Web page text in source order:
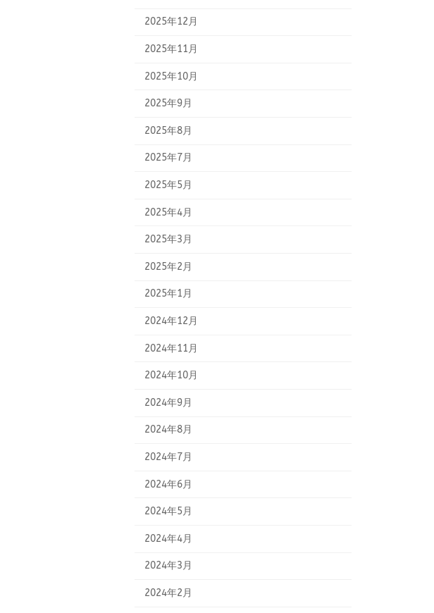
2025年12月
2025年11月
2025年10月
2025年9月
2025年8月
2025年7月
2025年5月
2025年4月
2025年3月
2025年2月
2025年1月
2024年12月
2024年11月
2024年10月
2024年9月
2024年8月
2024年7月
2024年6月
2024年5月
2024年4月
2024年3月
2024年2月